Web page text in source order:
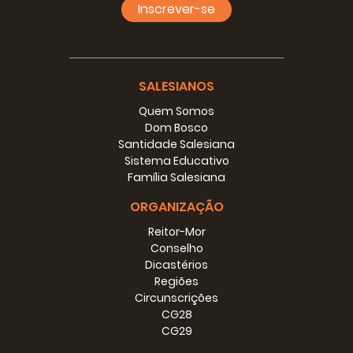
seguidores. Numa Família religiosa, a canonização do
Apostólica, nos dois casos, comprova a dife­rença. O
primeiro artigo das nossas Constitui­ções no-lo recorda: a
canonização de Dom Bosco é uma das principais
intervenções com que a Igreja reconhece oficialmente as
iniciativas do Espírito do Senhor na fundação da nossa
Socie­dade; por isso, com razão e com sentimento de
humilde gratidão, cremos que ela não nasceu apenas de
projeto humano, mas por iniciativa de Deus”.
Como já lembrava às FMA na minha carta comemorativa
do centenário da morte de S.
Mazzarello, a santidade do Fundador tem uma
configuração peculiar, dife­rente da do canonizado que
não é fundador, não só por notas pessoais e históricas,
mas precisa­mente por sua índole própria de “estilo
original na santificação e no apostolado” e de experiên­cia
de Espírito Santo a “serem transmitidas a discípulos que a
vivam, guardem, aprofundem, desenvolvam
Inscrever-se
SALESIANOS
Quem Somos
Dom Bosco
Santidade Salesiana
Sistema Educativo
Família Salesiana
ORGANIZAÇÃO
Reitor-Mor
Conselho
Dicastérios
Regiões
Circunscrições
CG28
CG29